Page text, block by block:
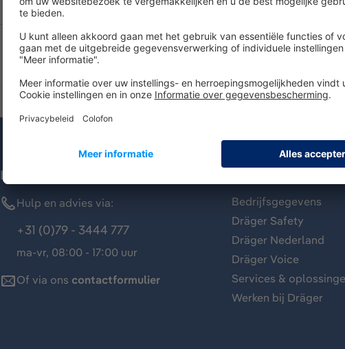
Dräger klantenservice
Hulp en advies via:
+31 (0)79 - 3444 777
ma-vr, 08:00 - 17:00 uur
Of via ons contactformulier
Bedrijfsgegevens
Dräger Safety
Dräger Nederland
Dräger Voice
Services &
Werken bij Dräger